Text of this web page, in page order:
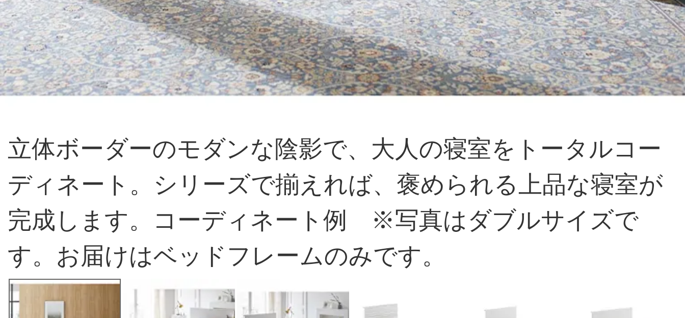
立体ボーダーのモダンな陰影で、大人の寝室をトータルコー
ディネート。シリーズで揃えれば、褒められる上品な寝室が
完成します。コーディネート例 ※写真はダブルサイズで
す。お届けはベッドフレームのみです。